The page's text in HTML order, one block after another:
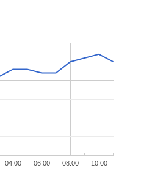
04:00 06:00 08:00 10:00